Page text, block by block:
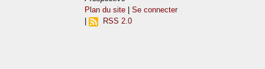
Plan du site |Se connecter
|
RSS 2.0